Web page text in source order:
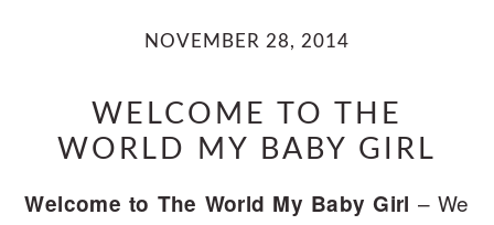
NOVEMBER 28, 2014
WELCOME TO THE
WORLD MY BABY GIRL
Welcome to The World My Baby Girl – We